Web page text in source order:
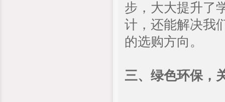
步，大大提升了
计，还能解决我
的选购方向。
三、绿色环保，